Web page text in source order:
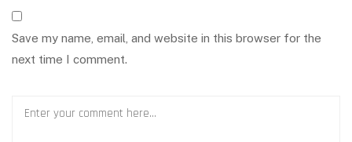
Save my name, email, and website in this browser for the
next time I comment.